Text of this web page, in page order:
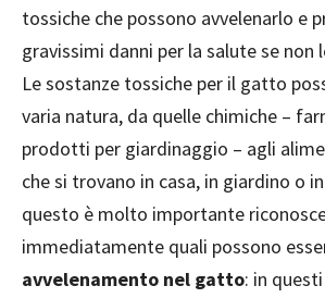
tossiche che possono avvelenarlo e
gravissimi danni per la salute se non
Le sostanze tossiche per il gatto
varia natura, da quelle chimiche –
prodotti per giardinaggio – agli
che si trovano in casa, in giardino o
questo è molto importante
immediatamente quali possono
avvelenamento nel gatto: in